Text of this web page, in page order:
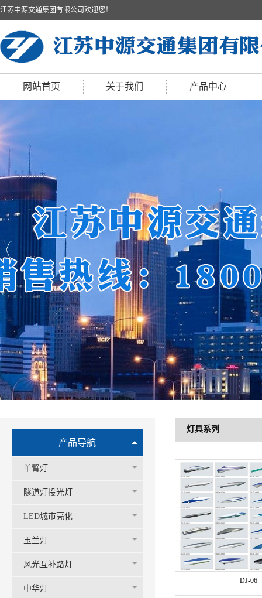
江苏中源交通集团有限公司欢迎您！
网站首页 关于我们 产品中心
产品导航
单臂灯
隧道灯投光灯
LED城市亮化
玉兰灯
风光互补路灯
中华灯
灯具系列
DJ-06